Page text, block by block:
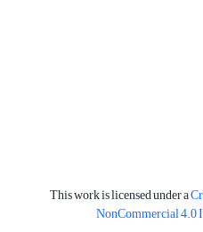
This work is licensed under a
NonCommercial 4.0